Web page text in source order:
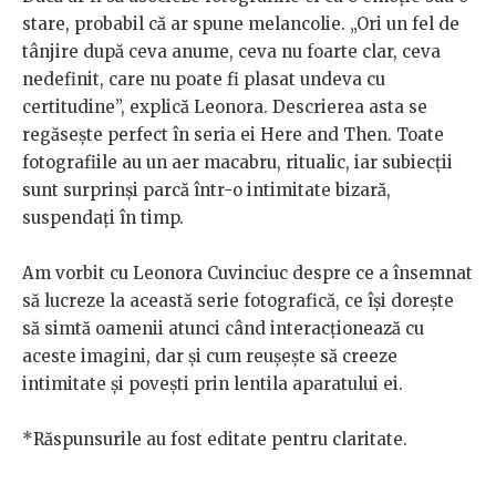
stare, probabil că ar spune melancolie. „Ori un fel de
tânjire după ceva anume, ceva nu foarte clar, ceva
nedefinit, care nu poate fi plasat undeva cu
certitudine”, explică Leonora. Descrierea asta se
regăsește perfect în seria ei Here and Then. Toate
fotografiile au un aer macabru, ritualic, iar subiecții
sunt surprinși parcă într-o intimitate bizară,
suspendați în timp.
Am vorbit cu Leonora Cuvinciuc despre ce a însemnat
să lucreze la această serie fotografică, ce își dorește
să simtă oamenii atunci când interacționează cu
aceste imagini, dar și cum reușește să creeze
intimitate și povești prin lentila aparatului ei.
*Răspunsurile au fost editate pentru claritate.